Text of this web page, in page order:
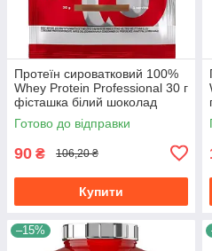
Протеїн сироватковий 100%
Whey Protein Professional 30 г
фісташка білий шоколад
Готово до відправки
90 ₴ 106,20 ₴
Купити
–15%